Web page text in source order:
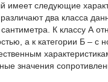
имеет следующие
различают два класса
К классу А
а к категории Б – с
значения